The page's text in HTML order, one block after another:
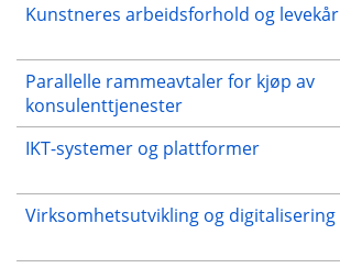
Kunstneres arbeidsforhold og levekår
Parallelle rammeavtaler for kjøp av
konsulenttjenester
IKT-systemer og plattformer
Virksomhetsutvikling og digitalisering